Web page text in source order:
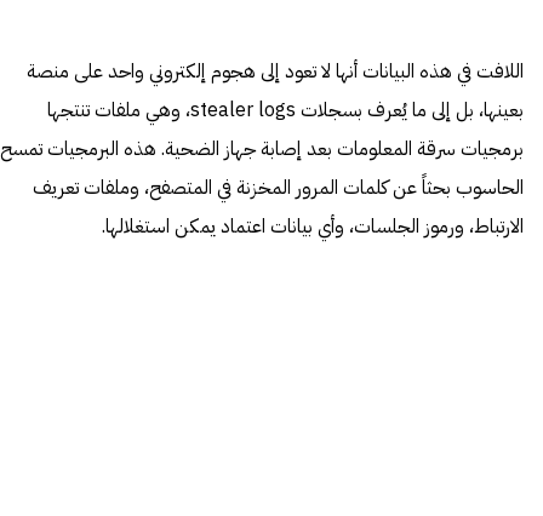
اللافت في هذه البيانات أنها لا تعود إلى هجوم إلكتروني واحد على منصة
بعينها، بل إلى ما يُعرف بسجلات stealer logs، وهي ملفات تنتجها
برمجيات سرقة المعلومات بعد إصابة جهاز الضحية. هذه البرمجيات تمسح
الحاسوب بحثاً عن كلمات المرور المخزنة في المتصفح، وملفات تعريف
الارتباط، ورموز الجلسات، وأي بيانات اعتماد يمكن استغلالها.